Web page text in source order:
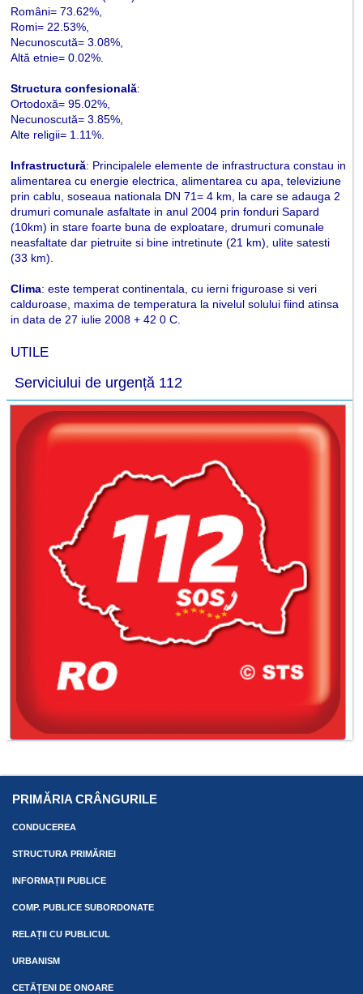
Români= 73.62%,
Romi= 22.53%,
Necunoscută= 3.08%,
Altă etnie= 0.02%.
Structura confesională:
Ortodoxă= 95.02%,
Necunoscută= 3.85%,
Alte religii= 1.11%.
Infrastructură: Principalele elemente de infrastructura constau in
alimentarea cu energie electrica, alimentarea cu apa, televiziune
prin cablu, soseaua nationala DN 71= 4 km, la care se adauga 2
drumuri comunale asfaltate in anul 2004 prin fonduri Sapard
(10km) in stare foarte buna de exploatare, drumuri comunale
neasfaltate dar pietruite si bine intretinute (21 km), ulite satesti
(33 km).
Clima: este temperat continentala, cu ierni friguroase si veri
calduroase, maxima de temperatura la nivelul solului fiind atinsa
in data de 27 iulie 2008 + 42 0 C.
UTILE
Serviciului de urgență 112
PRIMĂRIA CRÂNGURILE
CONDUCEREA
STRUCTURA PRIMĂRIEI
INFORMAȚII PUBLICE
COMP. PUBLICE SUBORDONATE
RELAȚII CU PUBLICUL
URBANISM
CETĂȚENI DE ONOARE